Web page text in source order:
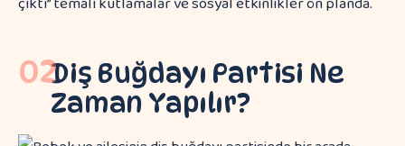
02Diş Buğdayı Partisi Ne
Zaman Yapılır?